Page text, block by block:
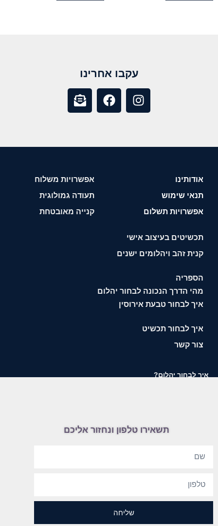
עקבו אחרינו
אודותינו
תנאי שימוש
אפשרויות תשלום
אפשרויות משלוח
תעודה גמולוגית
קנייה מאובטחת
תכשיטים בעיצוב אישי
קנית זהב ויהלומים ישנים
הספריה
מהי הדרך הנכונה לבחור יהלום
איך לבחור טבעת אירוסין
איך לבחור תכשיט
צור קשר
איך לבחור יהלום?
תשאירו טלפון ונחזור אליכם
שליחה